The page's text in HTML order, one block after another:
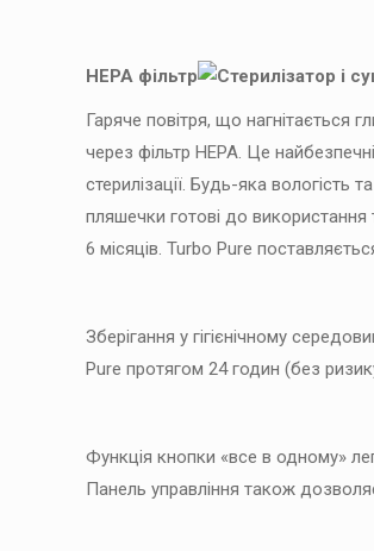
HEPA фільтр
Гаряче повітря, що нагнітається
через фільтр HEPA. Це
стерилізації. Будь-яка вологість
пляшечки готові до використання
6 місяців. Turbo Pure
Зберігання у гігієнічному
Pure протягом 24 годин (без
Функція кнопки «все в одному»
Панель управління також